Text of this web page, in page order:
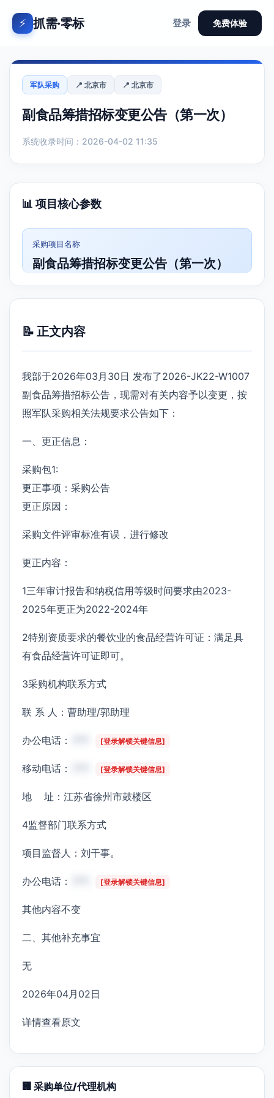
⚡ 抓需·零标 登录 免费体验
军队采购 📍 北京市 📍 北京市
副食品筹措招标变更公告（第一次）
系统收录时间：2026-04-02 11:35
📊 项目核心参数
采购项目名称
副食品筹措招标变更公告（第一次）
📝 正文内容
我部于2026年03月30日 发布了2026-JK22-W1007
副食品筹措招标公告，现需对有关内容予以变更，按
照军队采购相关法规要求公告如下：
一、更正信息：
采购包1:
更正事项：采购公告
更正原因：
采购文件评审标准有误，进行修改
更正内容：
1三年审计报告和纳税信用等级时间要求由2023-
2025年更正为2022-2024年
2特别资质要求的餐饮业的食品经营许可证：满足具
有食品经营许可证即可。
3采购机构联系方式
联 系 人：曹助理/郭助理
办公电话： [登录解锁关键信息]
移动电话： [登录解锁关键信息]
地 址：江苏省徐州市鼓楼区
4监督部门联系方式
项目监督人：刘干事。
办公电话： [登录解锁关键信息]
其他内容不变
二、其他补充事宜
无
2026年04月02日
详情查看原文
🏢 采购单位/代理机构